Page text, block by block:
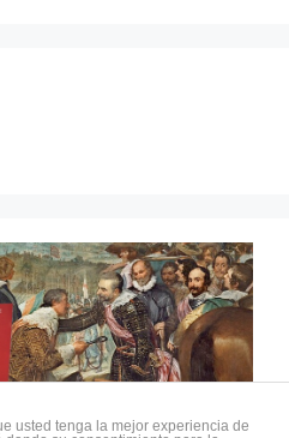
usted tenga la mejor experiencia de